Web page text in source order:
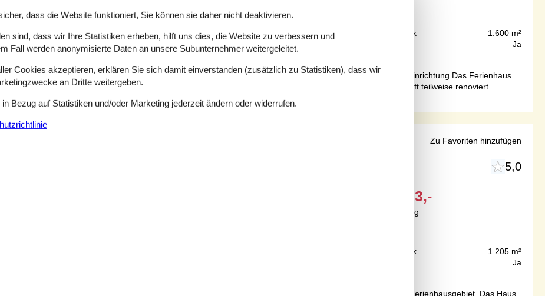
Schlafzimmer
3
Haustiere
Entfernung Wasser
100 m
Wohnfläche
Grundstück
1.600 m²
Ja
finden Sie dieses schöne Ferienhaus mit einer ganz besonderen Lage in einem sehr naturschönen Gebiet.Einrichtung Das Ferienhaus
Ferienunterkunft hat eine Wohnfläche von 60 m² und wurde 1970 gebaut. 2010 wurde die Ferienunterkunft teilweise renoviert.
5,0
603,-
Inkl. Endreinigung
Grundstück
1.205 m²
Ja
Ruhe und spannende Erlebnisse bietet.Willkommen in Ihrem gemütlichen Ferienhaus in einem ruhigen Ferienhausgebiet. Das Haus
Zu Favoriten hinzufügen
dass die Website funktioniert, Sie können sie daher nicht deaktivieren.
sind, dass wir Ihre Statistiken erheben, hilft uns dies, die Website zu verbessern und
Fall werden anonymisierte Daten an unsere Subunternehmer weitergeleitet.
Cookies akzeptieren, erklären Sie sich damit einverstanden (zusätzlich zu Statistiken), dass wir
an Dritte weitergeben.
Bezug auf Statistiken und/oder Marketing jederzeit ändern oder widerrufen.